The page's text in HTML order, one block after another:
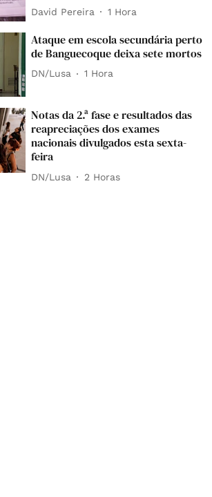
David Pereira 1 Hora
Ataque em escola secundária perto
de Banguecoque deixa sete mortos
DN/Lusa 1 Hora
Notas da 2.ª fase e resultados das
reapreciações dos exames
nacionais divulgados esta sexta-
feira
DN/Lusa 2 Horas